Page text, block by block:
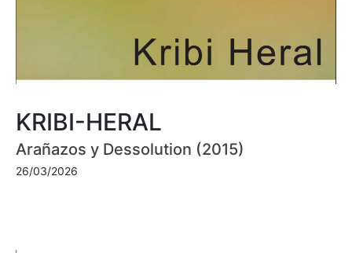
KRIBI-HERAL
Arañazos y Dessolution (2015)
26/03/2026